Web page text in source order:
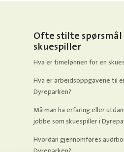
Ofte stilte spørsmål
skuespiller
Hva er timelønnen for en
Hva er arbeidsoppgavene til
Dyreparken?
Må man ha erfaring eller
jobbe som skuespiller i
Hvordan gjennomføres